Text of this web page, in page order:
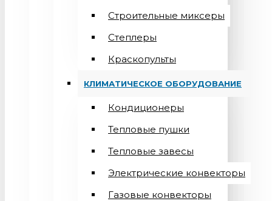
Строительные миксеры
Степлеры
Краскопульты
КЛИМАТИЧЕСКОЕ ОБОРУДОВАНИЕ
Кондиционеры
Teпловые пушки
Тепловые завесы
Электрические конвекторы
Газовые конвекторы